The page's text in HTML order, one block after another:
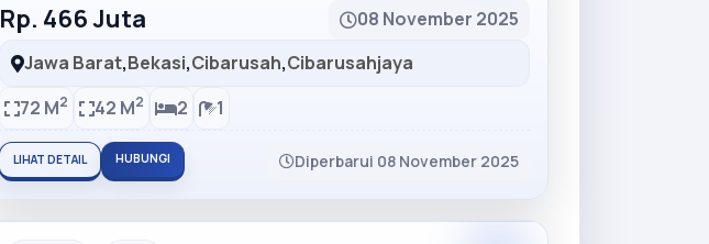
Rp. 466 Juta
08 November 2025
Jawa Barat,Bekasi,Cibarusah,Cibarusahjaya
72 M2 42 M2 2 1
LIHAT DETAIL HUBUNGI Diperbarui 08 November 2025